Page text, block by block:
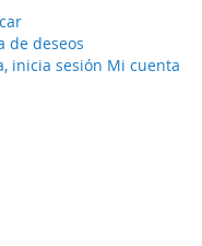
de deseos
inicia sesión Mi cuenta